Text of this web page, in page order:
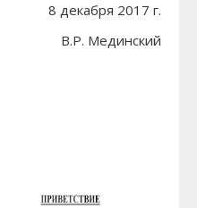
8 декабря 2017 г.
В.Р. Мединский